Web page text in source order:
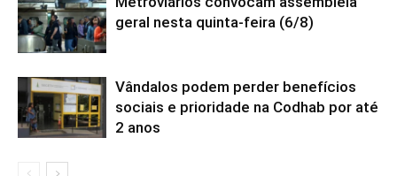
geral nesta quinta-feira (6/8)
Vândalos podem perder benefícios
sociais e prioridade na Codhab por até
2 anos